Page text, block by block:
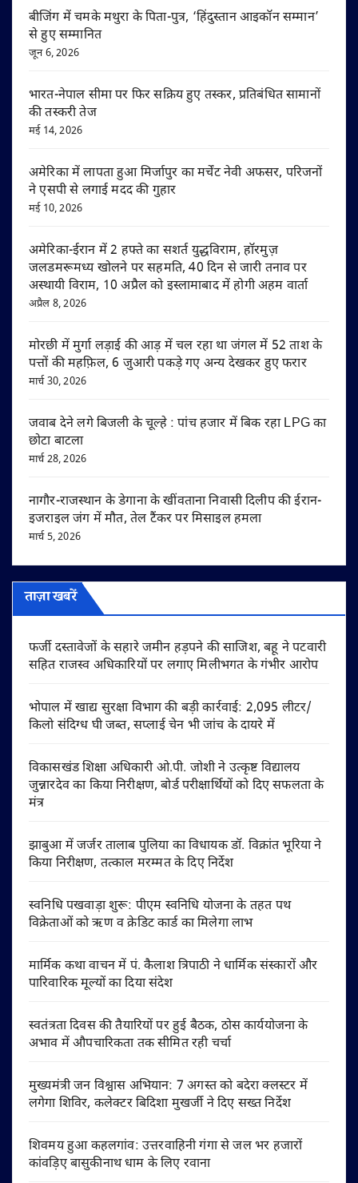
बीजिंग में चमके मथुरा के पिता-पुत्र, ‘हिंदुस्तान आइकॉन सम्मान’
से हुए सम्मानित
जून 6, 2026
भारत-नेपाल सीमा पर फिर सक्रिय हुए तस्कर, प्रतिबंधित सामानों
की तस्करी तेज
मई 14, 2026
अमेरिका में लापता हुआ मिर्जापुर का मर्चेंट नेवी अफसर, परिजनों
ने एसपी से लगाई मदद की गुहार
मई 10, 2026
अमेरिका-ईरान में 2 हफ्ते का सशर्त युद्धविराम, हॉरमुज़
जलडमरूमध्य खोलने पर सहमति, 40 दिन से जारी तनाव पर
अस्थायी विराम, 10 अप्रैल को इस्लामाबाद में होगी अहम वार्ता
अप्रैल 8, 2026
मोरछी में मुर्गा लड़ाई की आड़ में चल रहा था जंगल में 52 ताश के
पत्तों की महफ़िल, 6 जुआरी पकड़े गए अन्य देखकर हुए फरार
मार्च 30, 2026
जवाब देने लगे बिजली के चूल्हे : पांच हजार में बिक रहा LPG का
छोटा बाटला
मार्च 28, 2026
नागौर-राजस्थान के डेगाना के खींवताना निवासी दिलीप की ईरान-
इजराइल जंग में मौत, तेल टैंकर पर मिसाइल हमला
मार्च 5, 2026
ताज़ा खबरें
फर्जी दस्तावेजों के सहारे जमीन हड़पने की साजिश, बहू ने पटवारी
सहित राजस्व अधिकारियों पर लगाए मिलीभगत के गंभीर आरोप
भोपाल में खाद्य सुरक्षा विभाग की बड़ी कार्रवाई: 2,095 लीटर/
किलो संदिग्ध घी जब्त, सप्लाई चेन भी जांच के दायरे में
विकासखंड शिक्षा अधिकारी ओ.पी. जोशी ने उत्कृष्ट विद्यालय
जुन्नारदेव का किया निरीक्षण, बोर्ड परीक्षार्थियों को दिए सफलता के
मंत्र
झाबुआ में जर्जर तालाब पुलिया का विधायक डॉ. विक्रांत भूरिया ने
किया निरीक्षण, तत्काल मरम्मत के दिए निर्देश
स्वनिधि पखवाड़ा शुरू: पीएम स्वनिधि योजना के तहत पथ
विक्रेताओं को ऋण व क्रेडिट कार्ड का मिलेगा लाभ
मार्मिक कथा वाचन में पं. कैलाश त्रिपाठी ने धार्मिक संस्कारों और
पारिवारिक मूल्यों का दिया संदेश
स्वतंत्रता दिवस की तैयारियों पर हुई बैठक, ठोस कार्ययोजना के
अभाव में औपचारिकता तक सीमित रही चर्चा
मुख्यमंत्री जन विश्वास अभियान: 7 अगस्त को बदेरा क्लस्टर में
लगेगा शिविर, कलेक्टर बिदिशा मुखर्जी ने दिए सख्त निर्देश
शिवमय हुआ कहलगांव: उत्तरवाहिनी गंगा से जल भर हजारों
कांवड़िए बासुकीनाथ धाम के लिए रवाना